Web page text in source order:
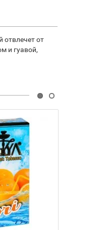
отвлечет от
и гуавой,